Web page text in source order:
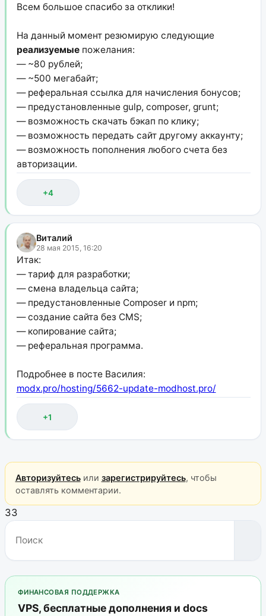
Всем большое спасибо за отклики!
На данный момент резюмирую следующие
реализуемыепожелания:
— ~80 рублей;
— ~500 мегабайт;
— реферальная ссылка для начисления бонусов;
— предустановленные gulp, composer, grunt;
— возможность скачать бэкап по клику;
— возможность передать сайт другому аккаунту;
— возможность пополнения любого счета без
авторизации.
+4
Виталий
28 мая 2015, 16:20
Итак:
— тариф для разработки;
— смена владельца сайта;
— предустановленные Composer и npm;
— создание сайта без CMS;
— копирование сайта;
— реферальная программа.
Подробнее в посте Василия:
modx.pro/hosting/5662-update-modhost.pro/
+1
Авторизуйтесьили зарегистрируйтесь, чтобы
оставлять комментарии.
33
ФИНАНСОВАЯ ПОДДЕРЖКА
VPS, бесплатные дополнения и docs